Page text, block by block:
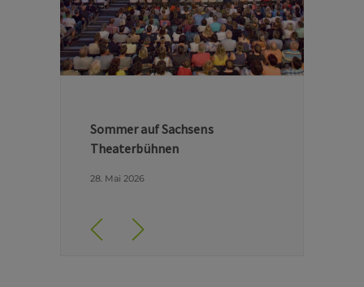
Hinter den Kulissen der Dresdner
Semperoper
29. April 2026